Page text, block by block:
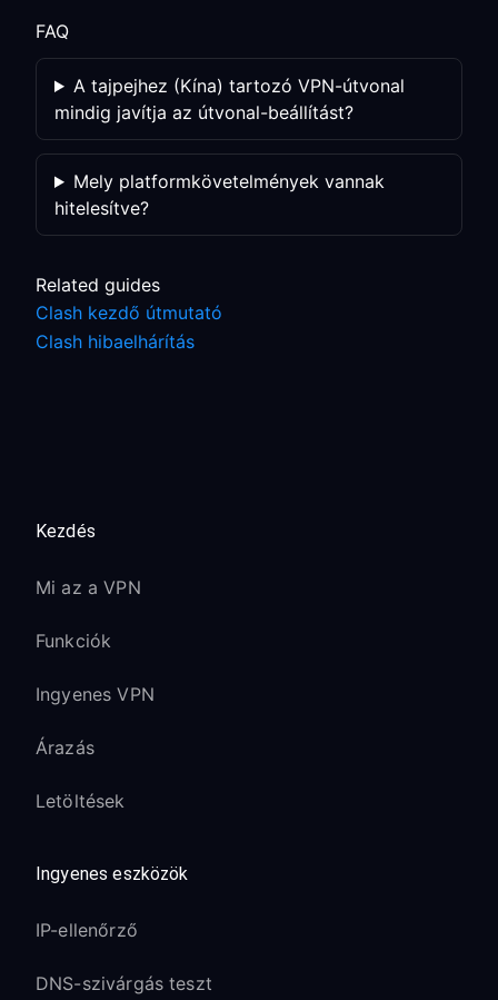
FAQ
A tajpejhez (Kína) tartozó VPN-útvonal
mindig javítja az útvonal-beállítást?
Mely platformkövetelmények vannak
hitelesítve?
Related guides
Clash kezdő útmutató
Clash hibaelhárítás
Kezdés
Mi az a VPN
Funkciók
Ingyenes VPN
Árazás
Letöltések
Ingyenes eszközök
IP-ellenőrző
DNS-szivárgás teszt